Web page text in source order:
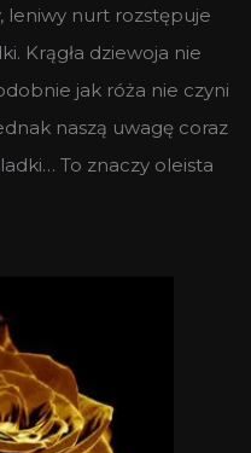
leniwy nurt rozstępuje
Krągła dziewoja nie
jak róża nie czyni
naszą uwagę coraz
To znaczy oleista